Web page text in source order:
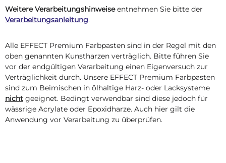
Weitere Verarbeitungshinweiseentnehmen Sie bitte der
Verarbeitungsanleitung.
Alle EFFECT Premium Farbpasten sind in der Regel mit den
oben genannten Kunstharzen verträglich. Bitte führen Sie
vor der endgültigen Verarbeitung einen Eigenversuch zur
Verträglichkeit durch. Unsere EFFECT Premium Farbpasten
sind zum Beimischen in ölhaltige Harz- oder Lacksysteme
nicht geeignet. Bedingt verwendbar sind diese jedoch für
wässrige Acrylate oder Epoxidharze. Auch hier gilt die
Anwendung vor Verarbeitung zu überprüfen.